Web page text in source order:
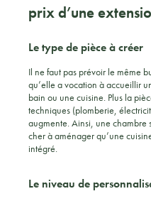
prix d’une
Le type de pièce à créer
Il ne faut pas prévoir le même
qu’elle a vocation à accueillir
bain ou une cuisine. Plus la
techniques (plomberie,
augmente. Ainsi, une chambre
cher à aménager qu’une
intégré.
Le niveau de